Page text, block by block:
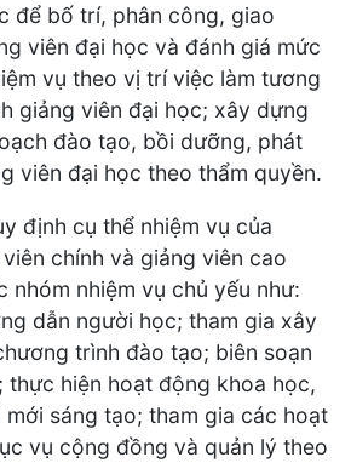
để bố trí, phân công, giao
viên đại học và đánh giá mức
vụ theo vị trí việc làm tương
giảng viên đại học; xây dựng
đào tạo, bồi dưỡng, phát
viên đại học theo thẩm quyền.
định cụ thể nhiệm vụ của
chính và giảng viên cao
nhóm nhiệm vụ chủ yếu như:
dẫn người học; tham gia xây
trình đào tạo; biên soạn
thực hiện hoạt động khoa học,
sáng tạo; tham gia các hoạt
vụ cộng đồng và quản lý theo